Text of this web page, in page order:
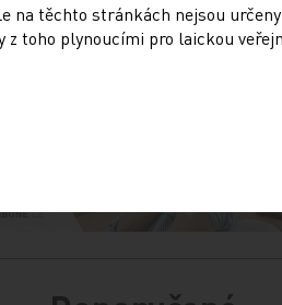
na těchto stránkách nejsou
toho plynoucími pro laickou